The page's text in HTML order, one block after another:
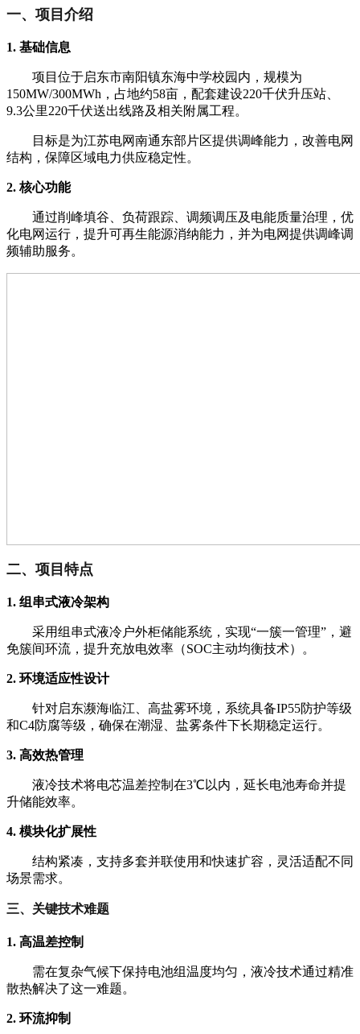
一、项目介绍
1. 基础信息
项目位于启东市南阳镇东海中学校园内，规模为
150MW/300MWh，占地约58亩，配套建设220千伏升压站、
9.3公里220千伏送出线路及相关附属工程。
目标是为江苏电网南通东部片区提供调峰能力，改善电网
结构，保障区域电力供应稳定性。
2. 核心功能
通过削峰填谷、负荷跟踪、调频调压及电能质量治理，优
化电网运行，提升可再生能源消纳能力，并为电网提供调峰调
频辅助服务。
二、项目特点
1. 组串式液冷架构
采用组串式液冷户外柜储能系统，实现“一簇一管理”，避
免簇间环流，提升充放电效率（SOC主动均衡技术）。
2. 环境适应性设计
针对启东濒海临江、高盐雾环境，系统具备IP55防护等级
和C4防腐等级，确保在潮湿、盐雾条件下长期稳定运行。
3. 高效热管理
液冷技术将电芯温差控制在3℃以内，延长电池寿命并提
升储能效率。
4. 模块化扩展性
结构紧凑，支持多套并联使用和快速扩容，灵活适配不同
场景需求。
三、关键技术难题
1. 高温差控制
需在复杂气候下保持电池组温度均匀，液冷技术通过精准
散热解决了这一难题。
2. 环流抑制